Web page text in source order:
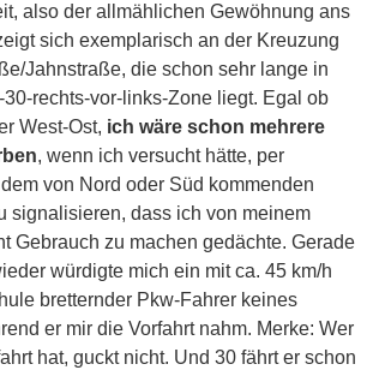
also der allmählichen Gewöhnung ans
sich exemplarisch an der Kreuzung
Jahnstraße, die schon sehr lange in
30-rechts-vor-links-Zone liegt. Egal ob
West-Ost, ich wäre schon mehrere
, wenn ich versucht hätte, per
von Nord oder Süd kommenden
signalisieren, dass ich von meinem
Gebrauch zu machen gedächte. Gerade
würdigte mich ein mit ca. 45 km/h
bretternder Pkw-Fahrer keines
er mir die Vorfahrt nahm. Merke: Wer
hat, guckt nicht. Und 30 fährt er schon